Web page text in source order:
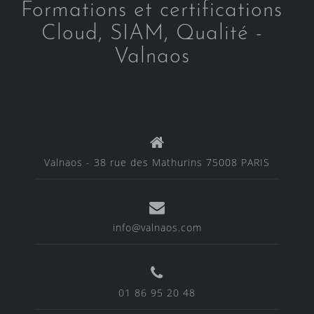
Formations et certifications
Cloud, SIAM, Qualité -
Valnaos
Valnaos - 38 rue des Mathurins 75008 PARIS
info@valnaos.com
01 86 95 20 48